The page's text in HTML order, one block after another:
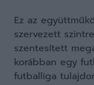
Ez az
szervezett
szentesített
korábban egy
futballiga